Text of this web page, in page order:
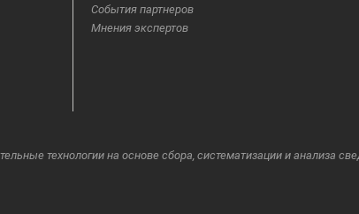
События партнеров
Мнения экспертов
технологии на основе сбора, систематизации и анализа